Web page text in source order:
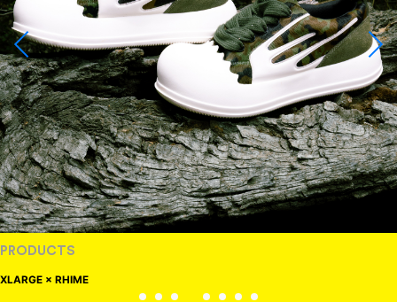
PRODUCTS
XLARGE × RHIME